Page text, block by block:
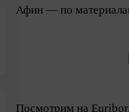
Афин — по
Посмотрим на Euribor.